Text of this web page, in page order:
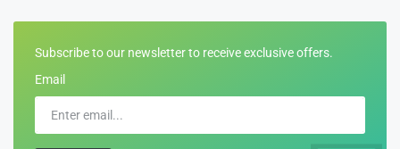
Subscribe to our newsletter to receive exclusive offers.
Email